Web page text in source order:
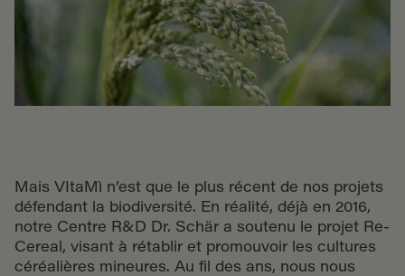
Mais VItaMì n’est que le plus récent de nos projets
défendant la biodiversité. En réalité, déjà en 2016,
notre Centre R&D Dr. Schär a soutenu le projet Re-
Cereal, visant à rétablir et promouvoir les cultures
céréalières mineures. Au fil des ans, nous nous